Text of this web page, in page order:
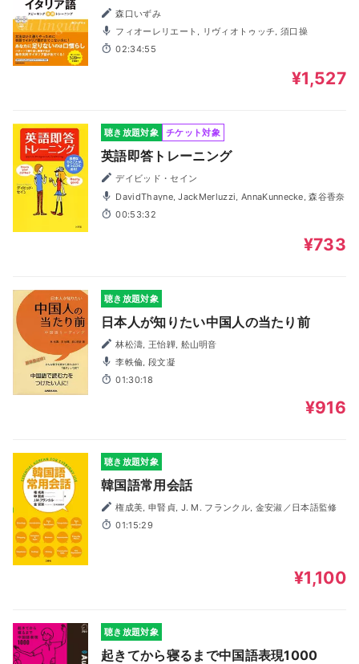
森口いずみ
フィオーレリエート, リヴィオトゥッチ, 須口操
02:34:55
¥1,527
聴き放題対象 チケット対象
英語即答トレーニング
デイビッド・セイン
DavidThayne, JackMerluzzi, AnnaKunnecke, 森谷香奈
00:53:32
¥733
聴き放題対象
日本人が知りたい中国人の当たり前
林松濤, 王怡韡, 舩山明音
李軼倫, 段文凝
01:30:18
¥916
聴き放題対象
韓国語常用会話
権成美, 申賢貞, J. M. フランクル, 金安淑／日本語監修
01:15:29
¥1,100
聴き放題対象
起きてから寝るまで中国語表現1000